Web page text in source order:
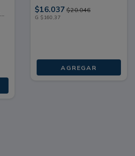
$16.037 $20.046
G $160,37
AGREGAR